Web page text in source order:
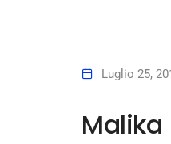
Luglio 25,
Malika